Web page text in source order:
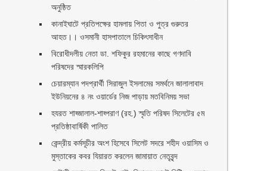
অনুষ্ঠিত
কানাইঘাটে প্রতিপক্ষের হামলায় পিতা ও পুত্র গুরুতর
আহত।। ওসমানী হাসপাতালে চিকিৎসাধীন
বিরোধীদলীয় নেতা ডা. শফিকুর রহমানের কাছে গণদাবি
পরিষদের স্মারকলিপি ‎
চেয়ারম্যান পদপ্রার্থী সিরাজুল ইসলামের সমর্থনে জালালাবাদ
ইউনিয়নের ৪ নং ওয়ার্ডের নিজ পাড়ায় মতবিনিময় সভা
হযরত শাহ্জালাল-শাহ্পরাণ (রহ.) স্মৃতি পরিষদ সিলেটের ৫ম
প্রতিষ্ঠাবার্ষিকী পালিত ‎​
কেন্দ্রীয় কর্মসূচীর অংশ হিসেবে সিলেট সদরে শহীদ ওয়াসিম ও
মুস্তাকের কবর যিয়ারত করলেন জামায়াত নেতৃবৃন্দ ‎